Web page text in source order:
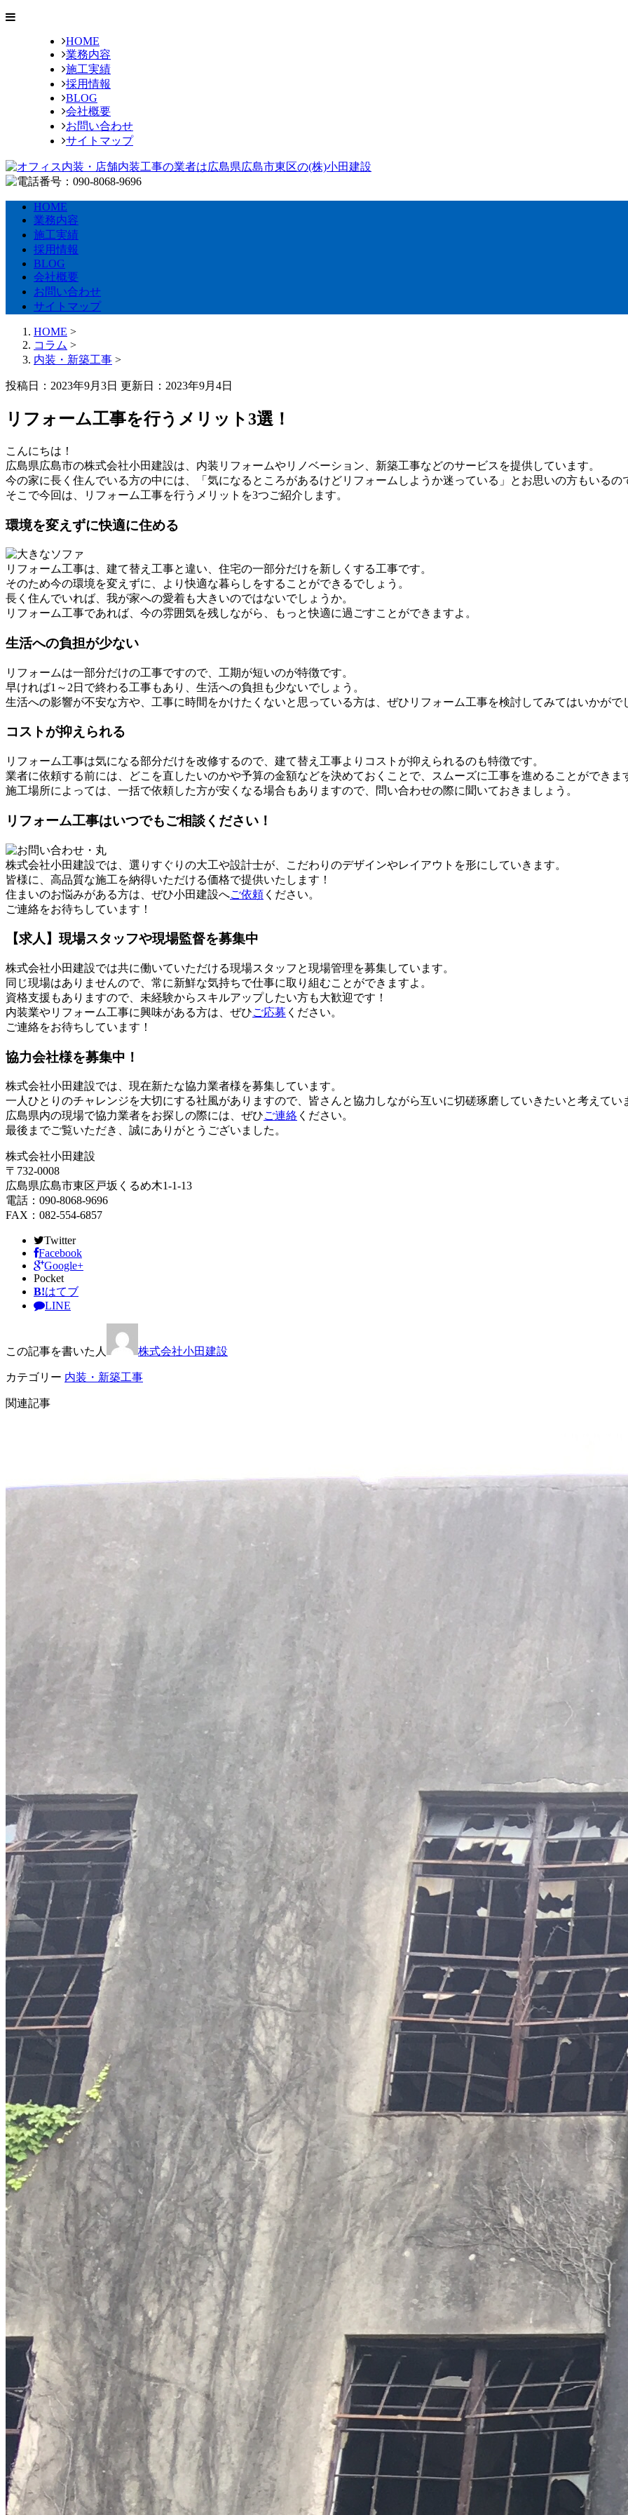
HOME
業務内容
施工実績
採用情報
BLOG
会社概要
お問い合わせ
サイトマップ
HOME
業務内容
施工実績
採用情報
BLOG
会社概要
お問い合わせ
サイトマップ
HOME >
コラム >
内装・新築工事 >
投稿日：2023年9月3日 更新日： 2023年9月4日
リフォーム工事を行うメリット3選！
こんにちは！
広島県広島市の株式会社小田建設は、内装リフォームやリノベーション、新築工事などのサービスを提供しています。
今の家に長く住んでいる方の中には、「気になるところがあるけどリフォームしようか迷っている」とお思いの方もいるの
そこで今回は、リフォーム工事を行うメリットを3つご紹介します。
環境を変えずに快適に住める
リフォーム工事は、建て替え工事と違い、住宅の一部分だけを新しくする工事です。
そのため今の環境を変えずに、より快適な暮らしをすることができるでしょう。
長く住んでいれば、我が家への愛着も大きいのではないでしょうか。
リフォーム工事であれば、今の雰囲気を残しながら、もっと快適に過ごすことができますよ。
生活への負担が少ない
リフォームは一部分だけの工事ですので、工期が短いのが特徴です。
早ければ1～2日で終わる工事もあり、生活への負担も少ないでしょう。
生活への影響が不安な方や、工事に時間をかけたくないと思っている方は、ぜひリフォーム工事を検討してみてはいかがで
コストが抑えられる
リフォーム工事は気になる部分だけを改修するので、建て替え工事よりコストが抑えられるのも特徴です。
業者に依頼する前には、どこを直したいのかや予算の金額などを決めておくことで、スムーズに工事を進めることができま
施工場所によっては、一括で依頼した方が安くなる場合もありますので、問い合わせの際に聞いておきましょう。
リフォーム工事はいつでもご相談ください！
株式会社小田建設では、選りすぐりの大工や設計士が、こだわりのデザインやレイアウトを形にしていきます。
皆様に、高品質な施工を納得いただける価格で提供いたします！
住まいのお悩みがある方は、ぜひ小田建設へご依頼 ください。
ご連絡をお待ちしています！
【求人】現場スタッフや現場監督を募集中
株式会社小田建設では共に働いていただける現場スタッフと現場管理を募集しています。
同じ現場はありませんので、常に新鮮な気持ちで仕事に取り組むことができますよ。
資格支援もありますので、未経験からスキルアップしたい方も大歓迎です！
内装業やリフォーム工事に興味がある方は、ぜひご応募 ください。
ご連絡をお待ちしています！
協力会社様を募集中！
株式会社小田建設では、現在新たな協力業者様を募集しています。
一人ひとりのチャレンジを大切にする社風がありますので、皆さんと協力しながら互いに切磋琢磨していきたいと考えてい
広島県内の現場で協力業者をお探しの際には、ぜひご連絡 ください。
最後までご覧いただき、誠にありがとうございました。
株式会社小田建設
〒732-0008
広島県広島市東区戸坂くるめ木1-1-13
電話：090-8068-9696
FAX：082-554-6857
Twitter
Facebook
Google+
Pocket
B!はてブ
LINE
この記事を書いた人 株式会社小田建設
カテゴリー 内装・新築工事
関連記事